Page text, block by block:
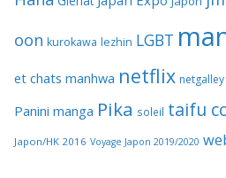
oon kurokawa lezhin LGBT
et chats manhwa netflix netgalley
Panini manga Pika soleil taifu
Japon/HK 2016 Voyage Japon 2019/2020